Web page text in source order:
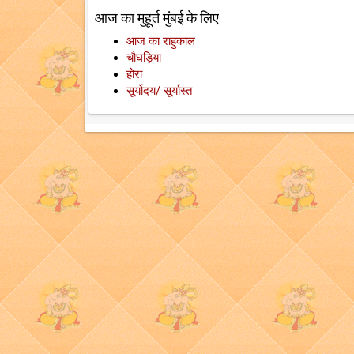
आज का मुहूर्त मुंबई के लिए
आज का राहुकाल
चौघड़िया
होरा
सूर्योदय/ सूर्यास्त